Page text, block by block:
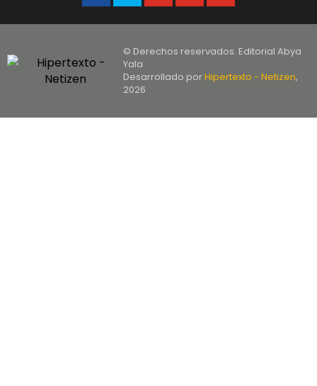
© Derechos reservados. Editorial Abya
Yala
Desarrollado porHipertexto - Netizen,
2026